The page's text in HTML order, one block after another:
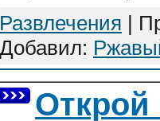
Развлечения |
Добавил: